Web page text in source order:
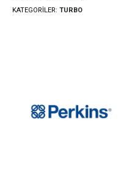
KATEGORILER: TURBO